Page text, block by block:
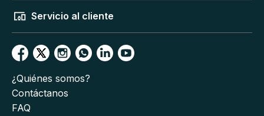
Servicio al cliente
¿Quiénes somos?
Contáctanos
FAQ